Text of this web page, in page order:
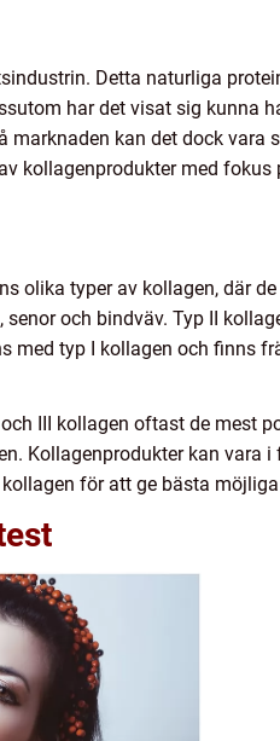
Detta naturliga
har det visat sig kunna
kan det dock vara
kollagenprodukter med
olika typer av kollagen, där
och bindväv. Typ II
med typ I kollagen och finns
III kollagen oftast de mest
Kollagenprodukter kan vara i
för att ge bästa